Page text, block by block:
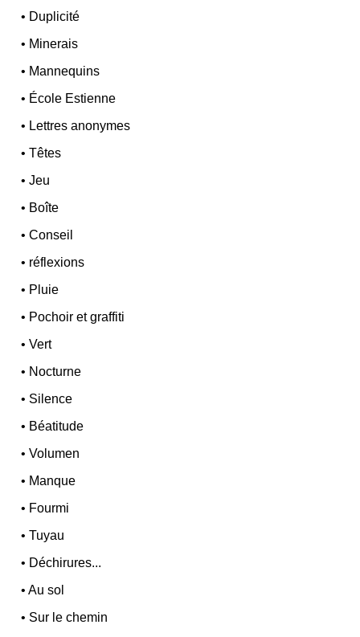
• Duplicité
• Minerais
• Mannequins
• École Estienne
• Lettres anonymes
•Têtes
•Jeu
• Boîte
•Conseil
• réflexions
• Pluie
• Pochoir et graffiti
•Vert
• Nocturne
• Silence
• Béatitude
•Volumen
• Manque
• Fourmi
•Tuyau
• Déchirures...
•Au sol
• Sur le chemin